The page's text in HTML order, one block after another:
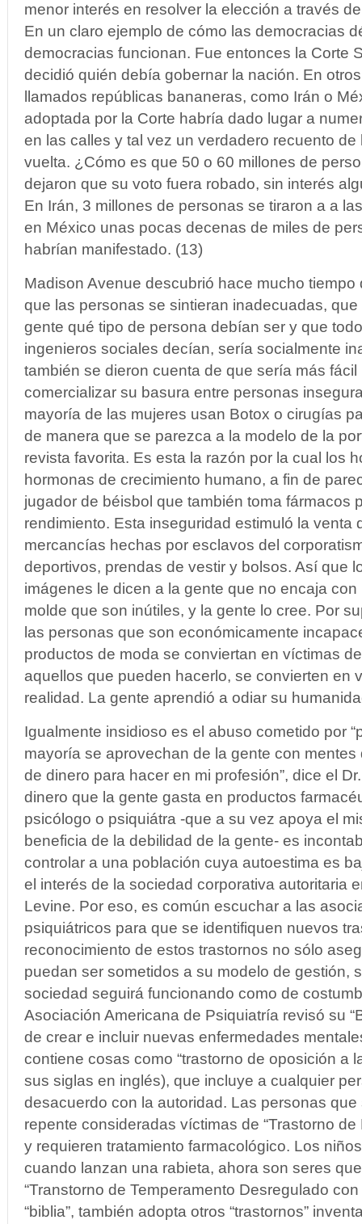
menor interés en resolver la elección a través
En un claro ejemplo de cómo las democracias
democracias funcionan. Fue entonces la Corte
decidió quién debía gobernar la nación. En
llamados repúblicas bananeras, como Irán o
adoptada por la Corte habría dado lugar a
en las calles y tal vez un verdadero recuento
vuelta. ¿Cómo es que 50 o 60 millones de
dejaron que su voto fuera robado, sin interés
En Irán, 3 millones de personas se tiraron a a
en México unas pocas decenas de miles de
habrían manifestado. (13)
Madison Avenue descubrió hace mucho tiempo
que las personas se sintieran inadecuadas,
gente qué tipo de persona debían ser y que
ingenieros sociales decían, sería socialmente
también se dieron cuenta de que sería más fácil
comercializar su basura entre personas
mayoría de las mujeres usan Botox o cirugías
de manera que se parezca a la modelo de la
revista favorita. Es esta la razón por la cual los
hormonas de crecimiento humano, a fin de
jugador de béisbol que también toma fármacos
rendimiento. Esta inseguridad estimuló la venta
mercancías hechas por esclavos del
deportivos, prendas de vestir y bolsos. Así que
imágenes le dicen a la gente que no encaja
molde que son inútiles, y la gente lo cree. Por
las personas que son económicamente
productos de moda se conviertan en víctimas
aquellos que pueden hacerlo, se convierten en
realidad. La gente aprendió a odiar su
Igualmente insidioso es el abuso cometido por
mayoría se aprovechan de la gente con mentes
de dinero para hacer en mi profesión”, dice el
dinero que la gente gasta en productos
psicólogo o psiquiátra -que a su vez apoya el
beneficia de la debilidad de la gente- es
controlar a una población cuya autoestima es
el interés de la sociedad corporativa autoritaria
Levine. Por eso, es común escuchar a las
psiquiátricos para que se identifiquen nuevos
reconocimiento de estos trastornos no sólo
puedan ser sometidos a su modelo de gestión,
sociedad seguirá funcionando como de
Asociación Americana de Psiquiatría revisó su
de crear e incluir nuevas enfermedades
contiene cosas como “trastorno de oposición a
sus siglas en inglés), que incluye a cualquier
desacuerdo con la autoridad. Las personas
repente consideradas víctimas de “Trastorno de
y requieren tratamiento farmacológico. Los
cuando lanzan una rabieta, ahora son seres
“Transtorno de Temperamento Desregulado
“biblia”, también adopta otros “trastornos”